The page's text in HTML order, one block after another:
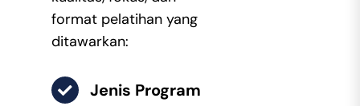
format pelatihan yang
ditawarkan:
Jenis Program